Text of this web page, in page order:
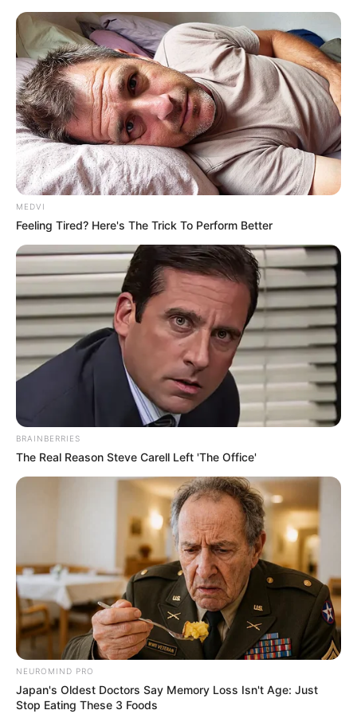
MENU
BUREVESTNIK A-220M:
TERPILIH SEBAGAI
MERIAM DI HALUAN KRI
TOMBAK 629 DAN KRI
HALASAN 630
indomiliter | 02/02/2018 | Berita Matra Laut,Berita Update Alutsista,
Kanon ,Kapal Perang
MEDVI
Feeling Tired? Here's The Trick To Perform Better
BRAINBERRIES
The Real Reason Steve Carell Left 'The Office'
NEUROMIND PRO
Japan's Oldest Doctors Say Memory Loss Isn't Age: Just
Stop Eating These 3 Foods